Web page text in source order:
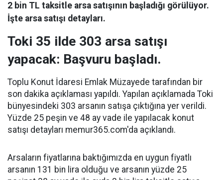
2 bin TL taksitle arsa satışının başladığı görülüyor.
İşte arsa satışı detayları.
Toki 35 ilde 303 arsa satışı
yapacak: Başvuru başladı.
Toplu Konut İdaresi Emlak Müzayede tarafından bir
son dakika açıklaması yapıldı. Yapılan açıklamada Toki
bünyesindeki 303 arsanın satışa çıktığına yer verildi.
Yüzde 25 peşin ve 48 ay vade ile yapılacak konut
satışı detayları memur365.com'da açıklandı.
Arsaların fiyatlarına baktığımızda en uygun fiyatlı
arsanın 131 bin lira olduğu ve arsanın yüzde 25